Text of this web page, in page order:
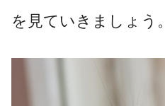
を見ていきましょう。